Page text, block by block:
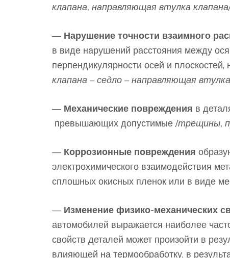
клапана, направляющая втулка
— Нарушение точности взаимного
в виде нарушений расстояния между
перпендикулярности осей и
клапана – седло – направляющая втулка
— Механические повреждения в
превышающих допустимые /трещины,
— Коррозионные повреждения
электрохимического взаимодействия
сплошных окисных пленок или в виде
— Изменение физико-механических
автомобилей выражается наиболее
свойств деталей может произойти в
влияющей на термообработку, в